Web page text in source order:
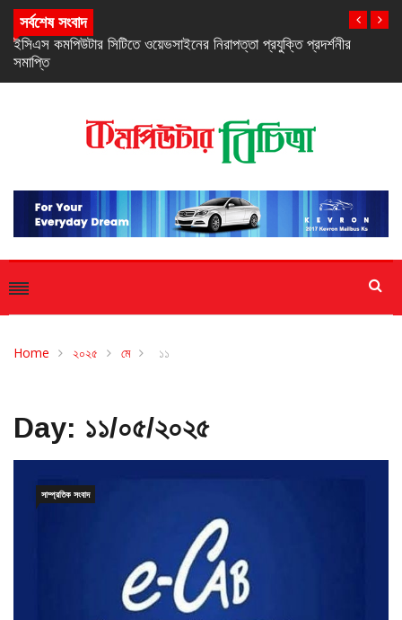
সর্বশেষ সংবাদ
নিরবচ্ছিন্ন পাওয়ার নিশ্চিতে রিয়েলমির নতুন সি-সিরিজ স্মার্টফোন
Home ২০২৫ মে ১১
Day: ১১/০৫/২০২৫
সাম্প্রতিক সংবাদ